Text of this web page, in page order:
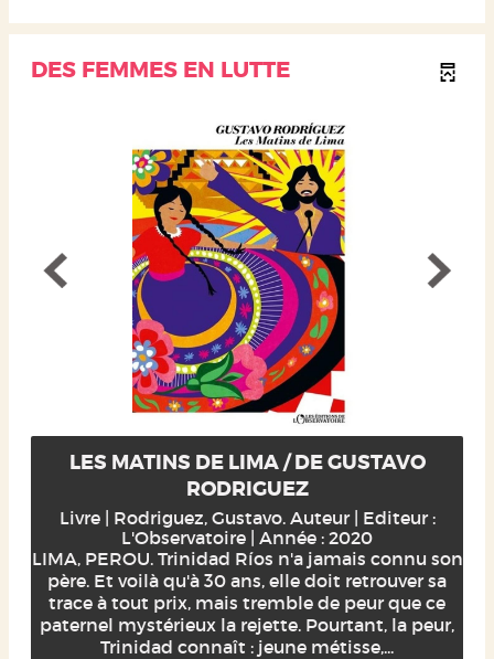
DES FEMMES EN LUTTE
LES MATINS DE LIMA / DE GUSTAVO
RODRIGUEZ
Livre | Rodriguez, Gustavo. Auteur | Editeur :
L'Observatoire | Année : 2020
LIMA, PEROU. Trinidad Ríos n'a jamais connu son
père. Et voilà qu'à 30 ans, elle doit retrouver sa
trace à tout prix, mais tremble de peur que ce
paternel mystérieux la rejette. Pourtant, la peur,
Trinidad connaît : jeune métisse,...